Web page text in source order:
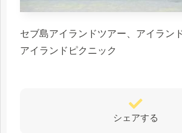
セブ島アイランドツアー、アイラン
アイランドピクニック
シェアする